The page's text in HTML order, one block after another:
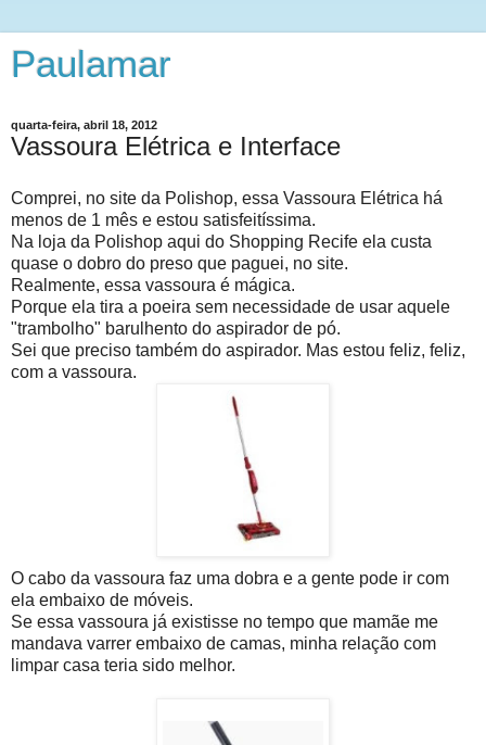
Paulamar
quarta-feira, abril 18, 2012
Vassoura Elétrica e Interface
Comprei, no site da Polishop, essa Vassoura Elétrica há
menos de 1 mês e estou satisfeitíssima.
Na loja da Polishop aqui do Shopping Recife ela custa
quase o dobro do preso que paguei, no site.
Realmente, essa vassoura é mágica.
Porque ela tira a poeira sem necessidade de usar aquele
"trambolho" barulhento do aspirador de pó.
Sei que preciso também do aspirador. Mas estou feliz, feliz,
com a vassoura.
O cabo da vassoura faz uma dobra e a gente pode ir com
ela embaixo de móveis.
Se essa vassoura já existisse no tempo que mamãe me
mandava varrer embaixo de camas, minha relação com
limpar casa teria sido melhor.